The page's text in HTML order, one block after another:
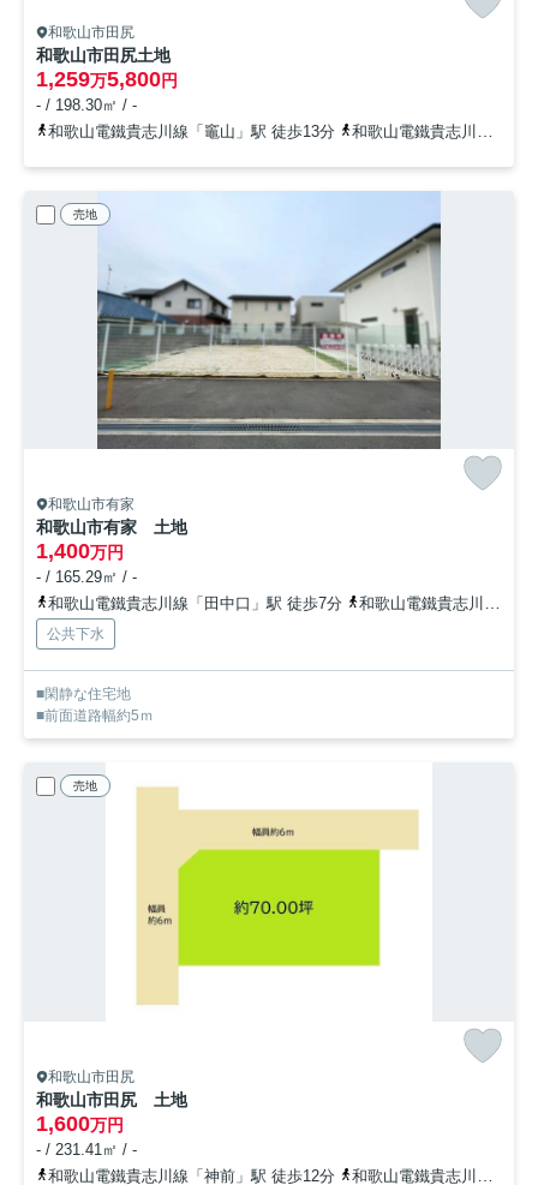
和歌山市田尻
和歌山市田尻土地
1,259万5,800円
- / 198.30㎡ / -
和歌山電鐵貴志川線「竈山」駅 徒歩13分
和歌山電鐵貴志川線「神前」駅 徒歩22分
売地
和歌山市有家
和歌山市有家 土地
1,400万円
- / 165.29㎡ / -
和歌山電鐵貴志川線「田中口」駅 徒歩7分
和歌山電鐵貴志川線「日前宮」駅 徒歩11分
公共下水
■閑静な住宅地
■前面道路幅約5ｍ
売地
和歌山市田尻
和歌山市田尻 土地
1,600万円
- / 231.41㎡ / -
和歌山電鐵貴志川線「神前」駅 徒歩12分
和歌山電鐵貴志川線「竈山」駅 徒歩17分